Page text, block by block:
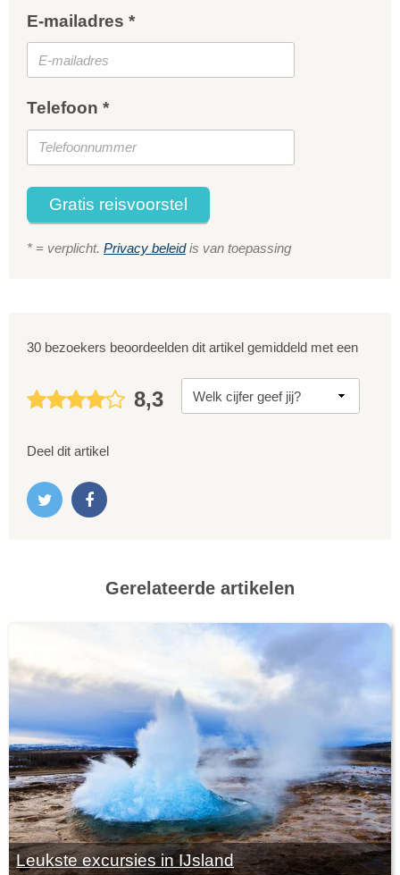
E-mailadres *
Telefoon *
Gratis reisvoorstel
* = verplicht. Privacy beleidis van toepassing
30 bezoekers beoordeelden dit artikel gemiddeld met een
8,3
Deel dit artikel
Gerelateerde artikelen
Leukste excursies in IJsland